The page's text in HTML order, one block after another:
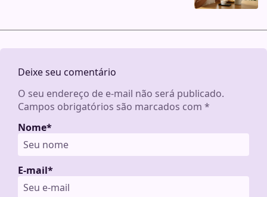
Deixe seu comentário
O seu endereço de e-mail não será publicado.
Campos obrigatórios são marcados com *
Nome*
E-mail*